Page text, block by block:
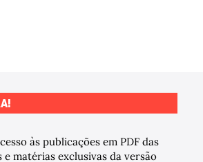
às publicações em PDF das
e matérias exclusivas da versão